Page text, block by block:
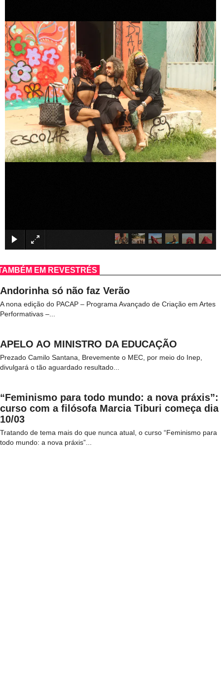
×
EM REVESTRÉS
Andorinha só não faz Verão
A nona edição do PACAP – Programa Avançado de Criação em Artes
Performativas –...
APELO AO MINISTRO DA EDUCAÇÃO
Prezado Camilo Santana, Brevemente o MEC, por meio do Inep,
divulgará o tão aguardado resultado...
“Feminismo para todo mundo: a nova práxis”:
curso com a filósofa Marcia Tiburi começa dia
10/03
Tratando de tema mais do que nunca atual, o curso “Feminismo para
todo mundo: a nova práxis”...